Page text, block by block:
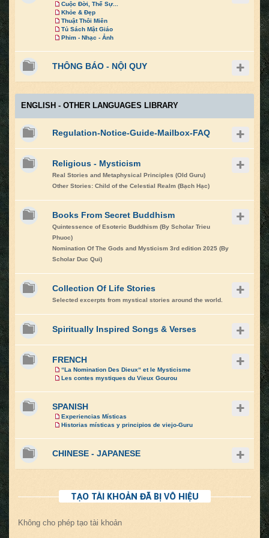
Cuộc Đời, Thế Sự...
Khỏe & Đẹp
Thuật Thôi Miên
Tủ Sách Mật Giáo
Phim - Nhạc - Ảnh
THÔNG BÁO - NỘI QUY
ENGLISH - OTHER LANGUAGES LIBRARY
Regulation-Notice-Guide-Mailbox-FAQ
Religious - Mysticism
Real Stories and Metaphysical Principles (Old Guru)
Other Stories: Child of the Celestial Realm (Bạch Hạc)
Books From Secret Buddhism
Quintessence of Esoteric Buddhism (By Scholar Trieu
Phuoc)
Nomination Of The Gods and Mysticism 3rd edition 2025 (By
Scholar Duc Qui)
Collection Of Life Stories
Selected excerpts from mystical stories around the world.
Spiritually Inspired Songs & Verses
FRENCH
“La Nomination Des Dieux“ et le Mysticisme
Les contes mystiques du Vieux Gourou
SPANISH
Experiencias Místicas
Historias místicas y principios de viejo-Guru
CHINESE - JAPANESE
TẠO TÀI KHOẢN ĐÃ BỊ VÔ HIỆU
Không cho phép tạo tài khoản